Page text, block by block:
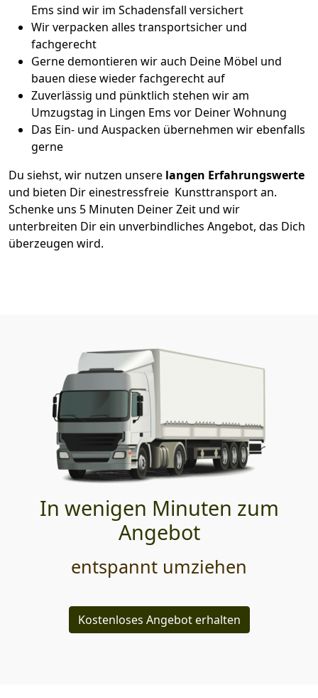
Ems sind wir im Schadensfall versichert
Wir verpacken alles transportsicher und
fachgerecht
Gerne demontieren wir auch Deine Möbel und
bauen diese wieder fachgerecht auf
Zuverlässig und pünktlich stehen wir am
Umzugstag in Lingen Ems vor Deiner Wohnung
Das Ein- und Auspacken übernehmen wir ebenfalls
gerne
Du siehst, wir nutzen unsere langen Erfahrungswerte
und bieten Dir einestressfreie Kunsttransport an.
Schenke uns 5 Minuten Deiner Zeit und wir
unterbreiten Dir ein unverbindliches Angebot, das Dich
überzeugen wird.
In wenigen Minuten zum
Angebot
entspannt umziehen
Kostenloses Angebot erhalten